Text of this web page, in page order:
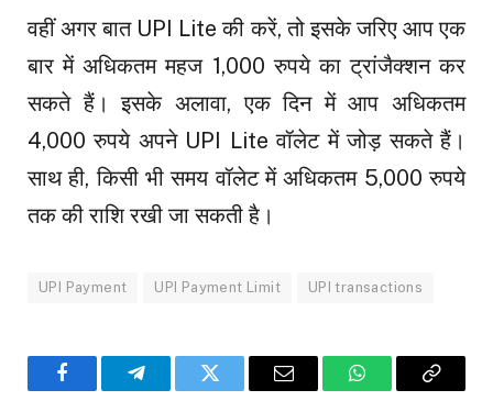
वहीं अगर बात UPI Lite की करें, तो इसके जरिए आप एक
बार में अधिकतम महज 1,000 रुपये का ट्रांजैक्शन कर
सकते हैं। इसके अलावा, एक दिन में आप अधिकतम
4,000 रुपये अपने UPI Lite वॉलेट में जोड़ सकते हैं।
साथ ही, किसी भी समय वॉलेट में अधिकतम 5,000 रुपये
तक की राशि रखी जा सकती है।
UPI Payment UPI Payment Limit UPI transactions
FacebookTelegramTwitter Email WhatsAppCopy